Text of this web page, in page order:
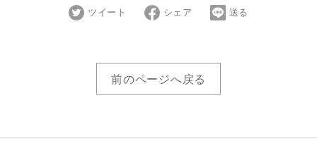
ツイート シェア 送る
前のページへ戻る